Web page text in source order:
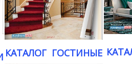
КАТАЛОГ ГОСТИНЫЕ К